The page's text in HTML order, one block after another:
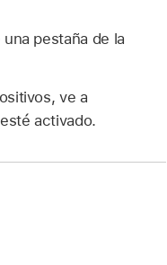
pestaña de la
ve a
activado.